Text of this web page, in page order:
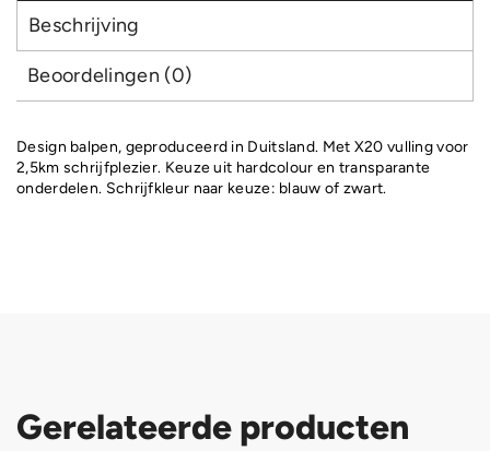
Beschrijving
Beoordelingen (0)
Design balpen, geproduceerd in Duitsland. Met X20 vulling voor
2,5km schrijfplezier. Keuze uit hardcolour en transparante
onderdelen. Schrijfkleur naar keuze: blauw of zwart.
Gerelateerde producten